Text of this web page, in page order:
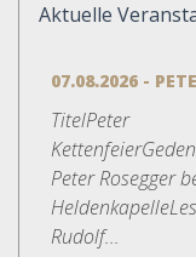
Aktuelle
07.08.2026 -
TitelPeter
Peter Rosegger
Rudolf...